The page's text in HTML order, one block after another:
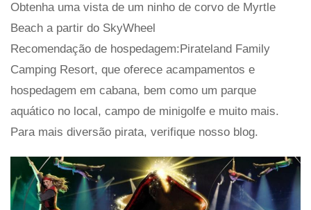
Obtenha uma vista de um ninho de corvo de Myrtle
Beach a partir do SkyWheel
Recomendação de hospedagem:Pirateland Family
Camping Resort, que oferece acampamentos e
hospedagem em cabana, bem como um parque
aquático no local, campo de minigolfe e muito mais.
Para mais diversão pirata, verifique nosso blog.